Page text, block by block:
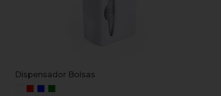
Dispensador Bolsas